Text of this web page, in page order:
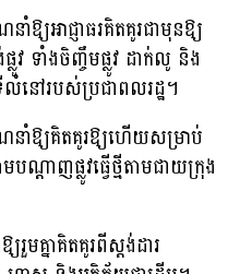
យអាជ្ញាធរគិតគូរជាមុនឱ្យ
វ ទាំងចិញ្ចឹមផ្លូវ ដាក់លូ និង
លំនៅរបស់ប្រជាពលរដ្ឋ។
ាំឱ្យគិតគូរឱ្យហើយសម្រាប់
ណ្តាញផ្លូវធ្វើថ្មីតាមជាយក្រុង
គ្នាគិតគូរពីស្តង់ដារ